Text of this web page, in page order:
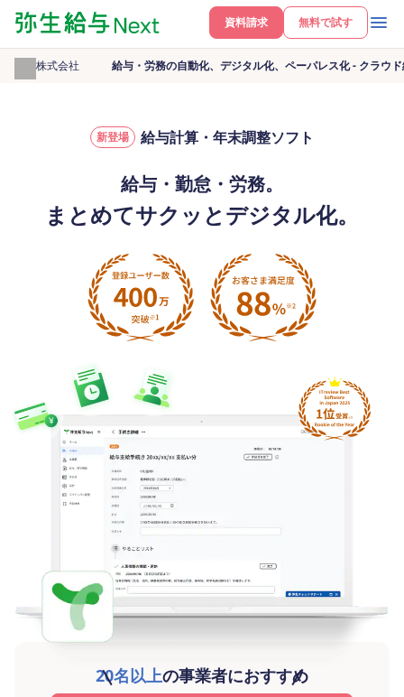
資料請求 無料で試す
弥生株式会社 給与・労務の自動化、デジタル化、ペーパレス化 - クラウ
新登場 給与計算・年末調整ソフト
給与・勤怠・労務。
まとめてサクッとデジタル化。
20名以上の事業者におすすめ